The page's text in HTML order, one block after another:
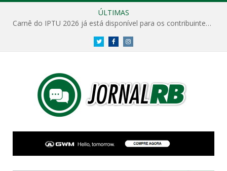
ÚLTIMAS
Carnê do IPTU 2026 já está disponível para os contribuintes de Atibaia
TwitterFacebookInstagram